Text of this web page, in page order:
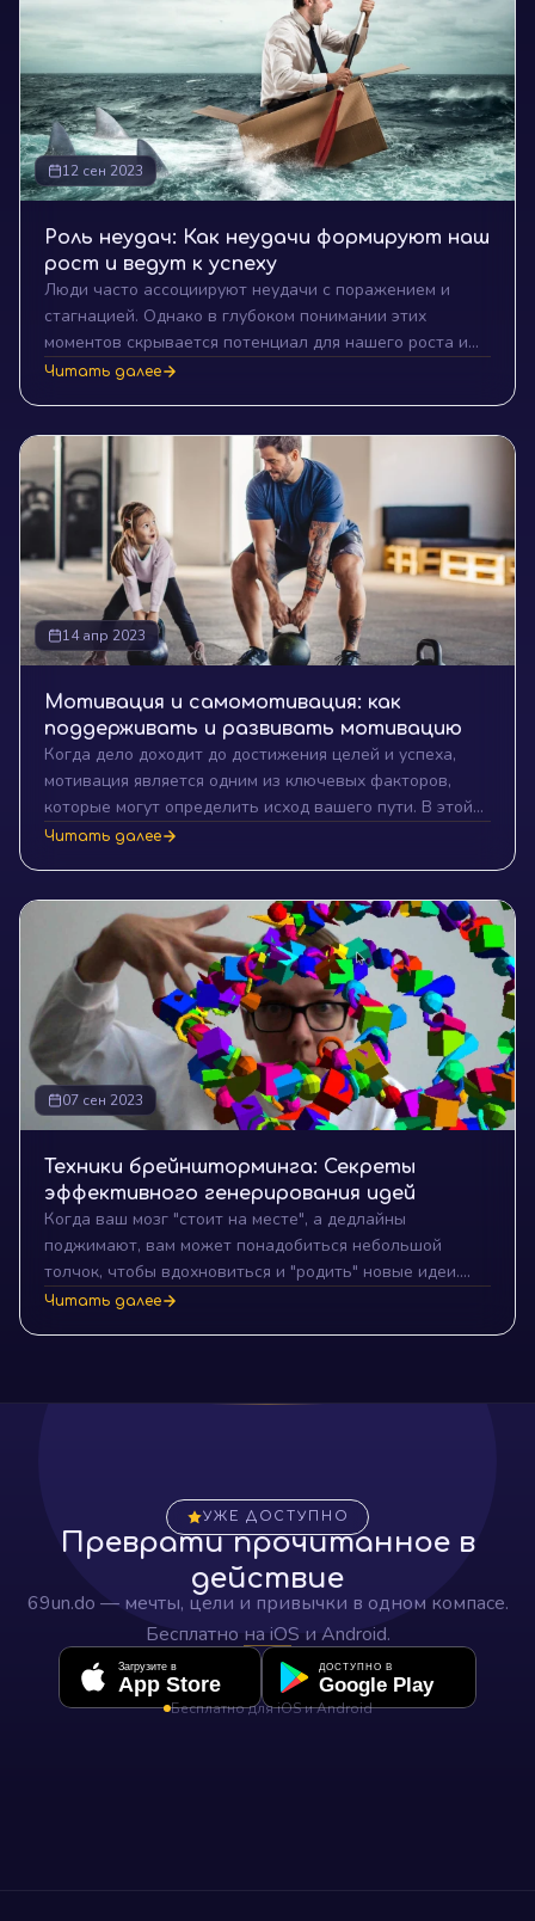
12 сен 2023
Роль неудач: Как неудачи формируют наш
рост и ведут к успеху
Люди часто ассоциируют неудачи с поражением и
стагнацией. Однако в глубоком понимании этих
моментов скрывается потенциал для нашего роста и
развития. Давайте рассмотрим, каким образом неудачи
Читать далее
14 апр 2023
Мотивация и самомотивация: как
поддерживать и развивать мотивацию
Когда дело доходит до достижения целей и успеха,
мотивация является одним из ключевых факторов,
которые могут определить исход вашего пути. В этой
статье мы погрузимся в мир мотивации и
достичь самых смелых целей и мечтать о большем.
Пришло время раскрыть секреты мотивации на пути к
успеху!
Читать далее
07 сен 2023
Техники брейншторминга: Секреты
эффективного генерирования идей
Когда ваш мозг "стоит на месте", а дедлайны
поджимают, вам может понадобиться небольшой
толчок, чтобы вдохновиться и "родить" новые идеи.
Пора дать отпор творческим тупикам! Встречайте
Читать далее
УЖЕ ДОСТУПНО
Преврати прочитанное в
действие
69un.do — мечты, цели и привычки в одном компасе.
Бесплатно на iOS и Android.
Загрузите в
App Store
ДОСТУПНО В
Google Play
Бесплатно для iOS и Android